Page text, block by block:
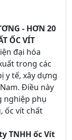
- HƠN 20
ỐC VÍT
đại hóa
trong các
y tế, xây dựng
Điều này
nghiệp phụ
ốc vít chất
TNHH ốc Vít